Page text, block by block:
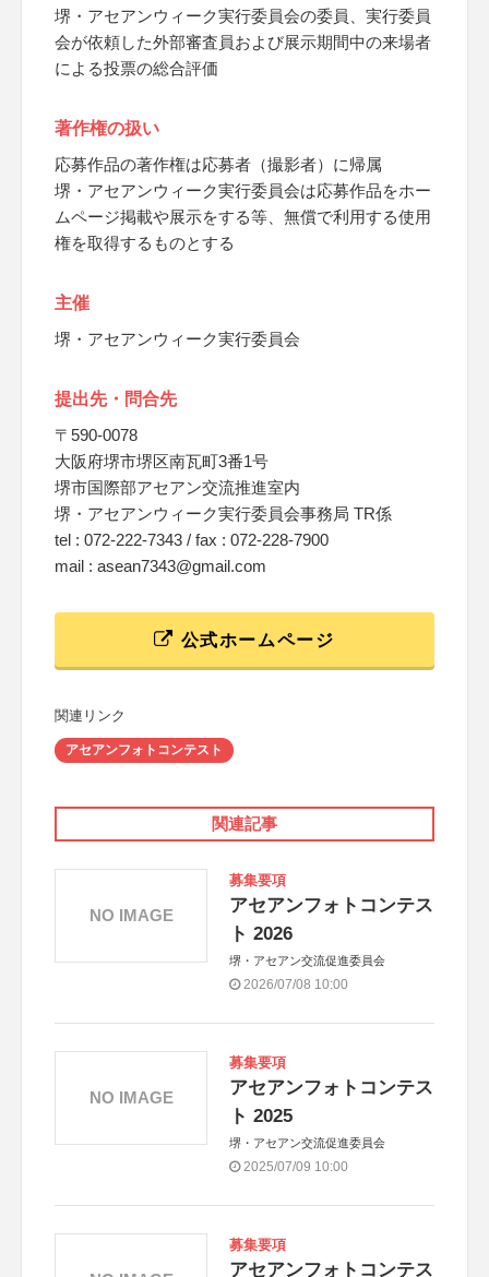
堺・アセアンウィーク実行委員会の委員、実行委員
会が依頼した外部審査員および展示期間中の来場者
による投票の総合評価
著作権の扱い
応募作品の著作権は応募者（撮影者）に帰属
堺・アセアンウィーク実行委員会は応募作品をホー
ムページ掲載や展示をする等、無償で利用する使用
権を取得するものとする
主催
堺・アセアンウィーク実行委員会
提出先・問合先
〒590-0078
大阪府堺市堺区南瓦町3番1号
堺市国際部アセアン交流推進室内
堺・アセアンウィーク実行委員会事務局 TR係
tel : 072-222-7343 / fax : 072-228-7900
mail : asean7343@gmail.com
公式ホームページ
関連リンク
アセアンフォトコンテスト
関連記事
募集要項
アセアンフォトコンテス
ト 2026
堺・アセアン交流促進委員会
2026/07/08 10:00
NO IMAGE
募集要項
アセアンフォトコンテス
ト 2025
堺・アセアン交流促進委員会
2025/07/09 10:00
NO IMAGE
募集要項
アセアンフォトコンテス